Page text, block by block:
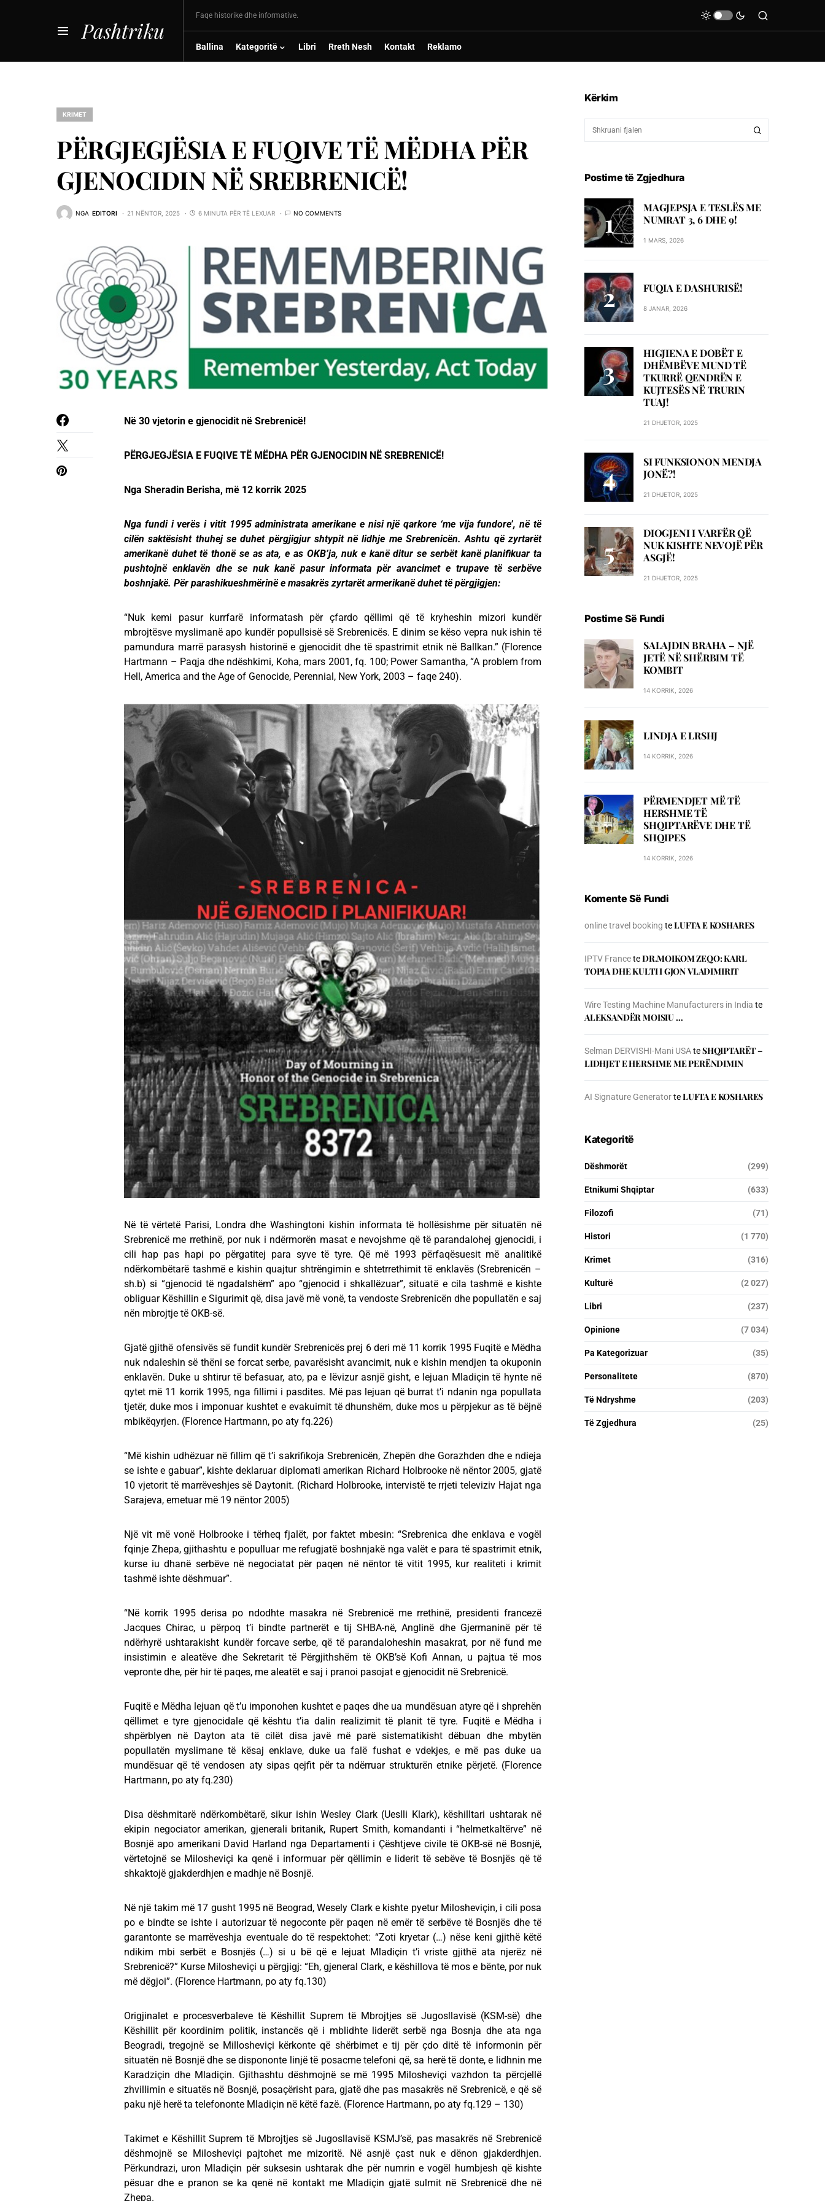
Pashtriku
Faqe historike dhe informative.
Ballina Kategoritë Libri Rreth Nesh Kontakt Reklamo
KRIMET
PËRGJEGJËSIA E FUQIVE TË MËDHA PËR
GJENOCIDIN NË SREBRENICË!
NGA EDITORI 21 NËNTOR, 2025 6 MINUTA PËR TË LEXUAR NO COMMENTS
Në 30 vjetorin e gjenocidit në Srebrenicë!
PËRGJEGJËSIA E FUQIVE TË MËDHA PËR GJENOCIDIN NË SREBRENICË!
Nga Sheradin Berisha, më 12 korrik 2025
Nga fundi i verës i vitit 1995 administrata amerikane e nisi një qarkore ‘me vija fundore’, në të
cilën saktësisht thuhej se duhet përgjigjur shtypit në lidhje me Srebrenicën. Ashtu që zyrtarët
amerikanë duhet të thonë se as ata, e as OKB’ja, nuk e kanë ditur se serbët kanë planifikuar ta
pushtojnë enklavën dhe se nuk kanë pasur informata për avancimet e trupave të serbëve
boshnjakë. Për parashikueshmërinë e masakrës zyrtarët armerikanë duhet të përgjigjen:
“Nuk kemi pasur kurrfarë informatash për çfardo qëllimi që të kryheshin mizori kundër
mbrojtësve myslimanë apo kundër popullsisë së Srebrenicës. E dinim se këso vepra nuk ishin të
pamundura marrë parasysh historinë e gjenocidit dhe të spastrimit etnik në Ballkan.” (Florence
Hartmann – Paqja dhe ndëshkimi, Koha, mars 2001, fq. 100; Power Samantha, “A problem from
Hell, America and the Age of Genocide, Perennial, New York, 2003 – faqe 240).
Në të vërtetë Parisi, Londra dhe Washingtoni kishin informata të hollësishme për situatën në
Srebrenicë me rrethinë, por nuk i ndërmorën masat e nevojshme që të parandalohej gjenocidi, i
cili hap pas hapi po përgatitej para syve të tyre. Që më 1993 përfaqësuesit më analitikë
ndërkombëtarë tashmë e kishin quajtur shtrëngimin e shtetrrethimit të enklavës (Srebrenicën –
sh.b) si “gjenocid të ngadalshëm” apo “gjenocid i shkallëzuar”, situatë e cila tashmë e kishte
obliguar Këshillin e Sigurimit që, disa javë më vonë, ta vendoste Srebrenicën dhe popullatën e saj
nën mbrojtje të OKB-së.
Gjatë gjithë ofensivës së fundit kundër Srebrenicës prej 6 deri më 11 korrik 1995 Fuqitë e Mëdha
nuk ndaleshin së thëni se forcat serbe, pavarësisht avancimit, nuk e kishin mendjen ta okuponin
enklavën. Duke u shtirur të befasuar, ato, pa e lëvizur asnjë gisht, e lejuan Mladiçin të hynte në
qytet më 11 korrik 1995, nga fillimi i pasdites. Më pas lejuan që burrat t’i ndanin nga popullata
tjetër, duke mos i imponuar kushtet e evakuimit të dhunshëm, duke mos u përpjekur as të bëjnë
mbikëqyrjen. (Florence Hartmann, po aty fq.226)
“Më kishin udhëzuar në fillim që t’i sakrifikoja Srebrenicën, Zhepën dhe Gorazhden dhe e ndieja
se ishte e gabuar”, kishte deklaruar diplomati amerikan Richard Holbrooke në nëntor 2005, gjatë
10 vjetorit të marrëveshjes së Daytonit. (Richard Holbrooke, intervistë te rrjeti televiziv Hajat nga
Sarajeva, emetuar më 19 nëntor 2005)
Një vit më vonë Holbrooke i tërheq fjalët, por faktet mbesin: “Srebrenica dhe enklava e vogël
fqinje Zhepa, gjithashtu e populluar me refugjatë boshnjakë nga valët e para të spastrimit etnik,
kurse iu dhanë serbëve në negociatat për paqen në nëntor të vitit 1995, kur realiteti i krimit
tashmë ishte dëshmuar”.
“Në korrik 1995 derisa po ndodhte masakra në Srebrenicë me rrethinë, presidenti francezë
Jacques Chirac, u përpoq t’i bindte partnerët e tij SHBA-në, Anglinë dhe Gjermaninë për të
ndërhyrë ushtarakisht kundër forcave serbe, që të parandaloheshin masakrat, por në fund me
insistimin e aleatëve dhe Sekretarit të Përgjithshëm të OKB’së Kofi Annan, u pajtua të mos
vepronte dhe, për hir të paqes, me aleatët e saj i pranoi pasojat e gjenocidit në Srebrenicë.
Fuqitë e Mëdha lejuan që t’u imponohen kushtet e paqes dhe ua mundësuan atyre që i shprehën
qëllimet e tyre gjenocidale që kështu t’ia dalin realizimit të planit të tyre. Fuqitë e Mëdha i
shpërblyen në Dayton ata të cilët disa javë më parë sistematikisht dëbuan dhe mbytën
popullatën myslimane të kësaj enklave, duke ua falë fushat e vdekjes, e më pas duke ua
mundësuar që të vendosen aty sipas qejfit për ta ndërruar strukturën etnike përjetë. (Florence
Hartmann, po aty fq.230)
Disa dëshmitarë ndërkombëtarë, sikur ishin Wesley Clark (Ueslli Klark), këshilltari ushtarak në
ekipin negociator amerikan, gjenerali britanik, Rupert Smith, komandanti i “helmetkaltërve” në
Bosnjë apo amerikani David Harland nga Departamenti i Ҫështjeve civile të OKB-së në Bosnjë,
vërtetojnë se Milosheviçi ka qenë i informuar për qëllimin e liderit të sebëve të Bosnjës që të
shkaktojë gjakderdhjen e madhje në Bosnjë.
Në një takim më 17 gusht 1995 në Beograd, Wesely Clark e kishte pyetur Milosheviçin, i cili posa
po e bindte se ishte i autorizuar të negoconte për paqen në emër të serbëve të Bosnjës dhe të
garantonte se marrëveshja eventuale do të respektohet: “Zoti kryetar (…) nëse keni gjithë këtë
ndikim mbi serbët e Bosnjës (…) si u bë që e lejuat Mladiçin t’i vriste gjithë ata njerëz në
Srebrenicë?” Kurse Milosheviçi u përgjigj: “Eh, gjeneral Clark, e këshillova të mos e bënte, por nuk
më dëgjoi”. (Florence Hartmann, po aty fq.130)
Origjinalet e procesverbaleve të Këshillit Suprem të Mbrojtjes së Jugosllavisë (KSM-së) dhe
Këshillit për koordinim politik, instancës që i mblidhte liderët serbë nga Bosnja dhe ata nga
Beogradi, tregojnë se Millosheviçi kërkonte që shërbimet e tij për çdo ditë të informonin për
situatën në Bosnjë dhe se dispononte linjë të posacme telefoni që, sa herë të donte, e lidhnin me
Karadziçin dhe Mladiçin. Gjithashtu dëshmojnë se më 1995 Milosheviçi vazhdon ta përcjellë
zhvillimin e situatës në Bosnjë, posaçërisht para, gjatë dhe pas masakrës në Srebrenicë, e që së
paku një herë ta telefononte Mladiçin në këtë fazë. (Florence Hartmann, po aty fq.129 – 130)
Takimet e Këshillit Suprem të Mbrojtjes së Jugosllavisë KSMJ’së, pas masakrës në Srebrenicë
dëshmojnë se Milosheviçi pajtohet me mizoritë. Në asnjë çast nuk e dënon gjakderdhjen.
Përkundrazi, uron Mladiçin për suksesin ushtarak dhe për numrin e vogël humbjesh që kishte
pësuar dhe e pranon se ka qenë në kontakt me Mladiçin gjatë sulmit në Srebrenicë dhe në
Zhepa.
Kërkim
Postime të Zgjedhura
MAGJEPSJA E TESLËS ME
NUMRAT 3, 6 DHE 9!
1 MARS, 2026
FUQIA E DASHURISË!
8 JANAR, 2026
HIGJIENA E DOBËT E
DHËMBËVE MUND TË
TKURRË QENDRËN E
KUJTESËS NË TRURIN
TUAJ!
21 DHJETOR, 2025
SI FUNKSIONON MENDJA
JONË?!
21 DHJETOR, 2025
DIOGJENI I VARFËR QË
NUK KISHTE NEVOJË PËR
ASGJË!
21 DHJETOR, 2025
Postime Së Fundi
SALAJDIN BRAHA – NJЁ
JETЁ NЁ SHЁRBIM TЁ
KOMBIT
14 KORRIK, 2026
LINDJA E LRSHJ
14 KORRIK, 2026
PËRMENDJET MË TË
HERSHME TË
SHQIPTARËVE DHE TË
SHQIPES
14 KORRIK, 2026
Komente Së Fundi
online travel booking teLUFTA E KOSHARES
IPTV FranceteDR.MOIKOM ZEQO: KARL
TOPIA DHE KULTI I GJON VLADIMIRIT
Wire Testing Machine Manufacturers in India te
ALEKSANDËR MOISIU …
Selman DERVISHI-Mani USAteSHQIPTARËT –
LIDHJET E HERSHME ME PERËNDIMIN
AI Signature GeneratorteLUFTA E KOSHARES
Kategoritë
Dëshmorët (299)
Etnikumi Shqiptar (633)
Filozofi (71)
Histori (1 770)
Krimet (316)
Kulturë (2 027)
Libri (237)
Opinione (7 034)
Pa Kategorizuar (35)
Personalitete (870)
Të Ndryshme (203)
Të Zgjedhura (25)